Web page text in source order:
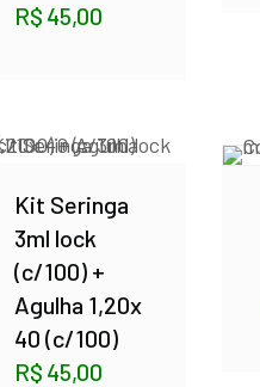
R$ 45,00
Kit Seringa
3ml lock
(c/100) +
Agulha 1,20x
40 (c/100)
R$ 45,00